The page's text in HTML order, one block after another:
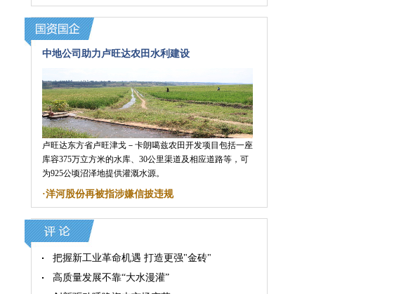
中地公司助力卢旺达农田水利建设
卢旺达东方省卢旺津戈－卡朗噶兹农田开发项目包括一座
库容375万立方米的水库、30公里渠道及相应道路等，可
为925公顷沼泽地提供灌溉水源。
·洋河股份再被指涉嫌信披违规
把握新工业革命机遇 打造更强"金砖"
高质量发展不靠“大水漫灌”